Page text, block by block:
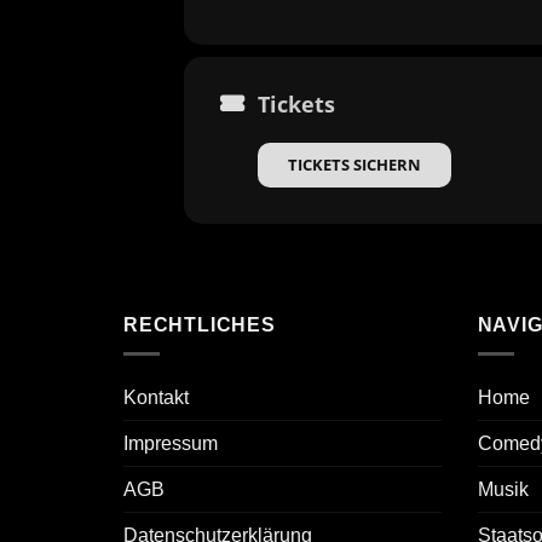
Tickets
TICKETS SICHERN
RECHTLICHES
Kontakt
Impressum
AGB
Datenschutzerklärung
Home
Musik